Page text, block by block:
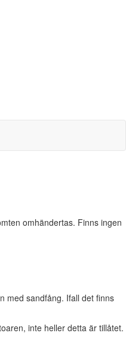
omhändertas. Finns ingen
med sandfång. Ifall det finns
inte heller detta är tillåtet.